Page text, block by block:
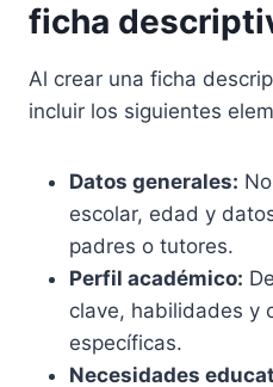
ficha
Al crear una ficha
incluir los siguientes
Datos generales:
escolar, edad y
padres o tutores.
Perfil académico:
clave, habilidades y
específicas.
Necesidades